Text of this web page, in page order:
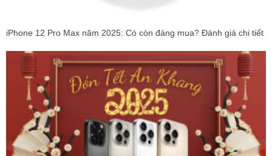
iPhone 12 Pro Max năm 2025: Có còn đáng mua? Đánh giá chi tiết